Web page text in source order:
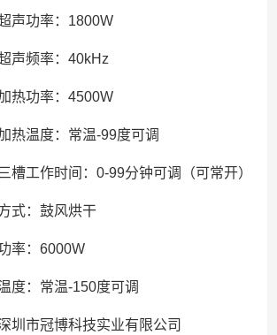
声功率：1800W
声频率：40kHz
热功率：4500W
热温度：常温-99度可调
槽工作时间：0-99分钟可调（可常开）
式：鼓风烘干
率：6000W
度：常温-150度可调
圳市冠博科技实业有限公司